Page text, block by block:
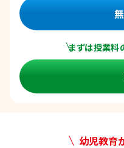
まずは授業料
幼児教育